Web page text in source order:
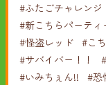
#ふたごチャレンジ
#新こちらパーティ
#怪盗レッド #こ
#サバイバー！！
#いみちぇん!!
#恐